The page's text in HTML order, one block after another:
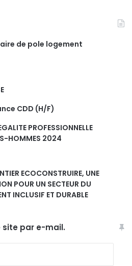
de pole logement
CDD (H/F)
PROFESSIONNELLE
HOMMES 2024
ECOCONSTRUIRE, UNE
POUR UN SECTEUR DU
INCLUSIF ET DURABLE
site par e-mail.